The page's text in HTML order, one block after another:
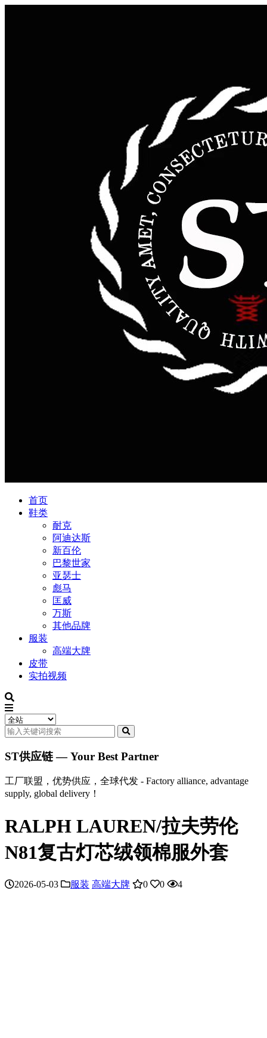
首页
鞋类
耐克
阿迪达斯
新百伦
巴黎世家
亚瑟士
彪马
匡威
万斯
其他品牌
服装
高端大牌
皮带
实拍视频
ST供应链 — Your Best Partner
工厂联盟，优势供应，全球代发 - Factory alliance, advantage
supply, global delivery！
RALPH LAUREN/拉夫劳伦
N81复古灯芯绒领棉服外套
2026-05-03 服装 高端大牌 0 0 4